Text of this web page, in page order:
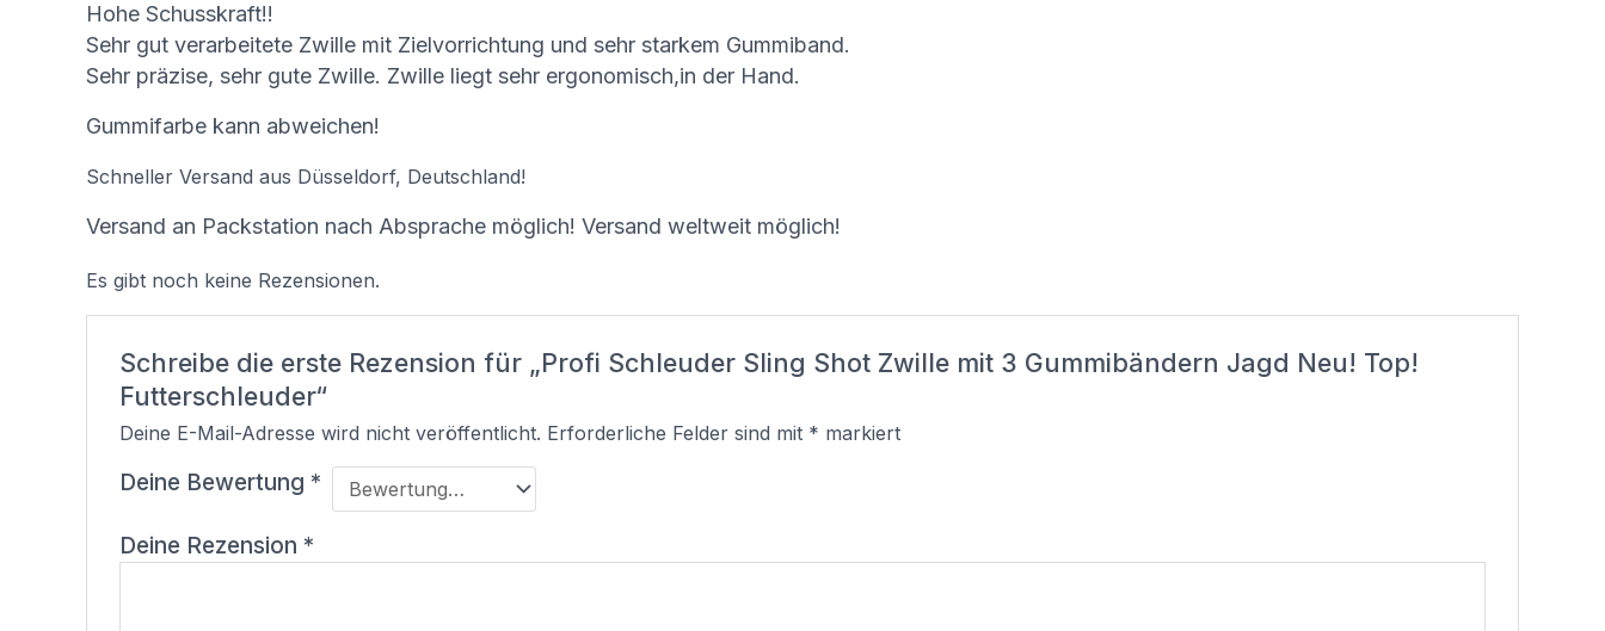
Hohe Schusskraft!!
Sehr gut verarbeitete Zwille mit Zielvorrichtung und sehr starkem Gummiband.
Sehr präzise, sehr gute Zwille. Zwille liegt sehr ergonomisch,in der Hand.
Gummifarbe kann abweichen!
Schneller Versand aus Düsseldorf, Deutschland!
Versand an Packstation nach Absprache möglich! Versand weltweit möglich!
Es gibt noch keine Rezensionen.
Schreibe die erste Rezension für „Profi Schleuder Sling Shot Zwille mit 3 Gummibändern Jagd Neu! Top!
Futterschleuder“
Deine E-Mail-Adresse wird nicht veröffentlicht. Erforderliche Felder sind mit * markiert
Deine Bewertung *
Deine Rezension *